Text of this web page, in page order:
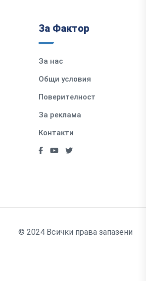
За Фактор
За нас
Общи условия
Поверителност
За реклама
Контакти
© 2024 Всички права запазени